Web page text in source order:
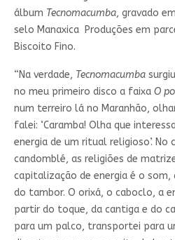
álbum Tecnomacumba, gravado
selo Manaxica Produções em
Biscoito Fino.
“Na verdade, Tecnomacumba
no meu primeiro disco a faixa O
num terreiro lá no Maranhão,
falei: ‘Caramba! Olha que
energia de um ritual religioso’. No
candomblé, as religiões de
capitalização de energia é o som,
do tambor. O orixá, o caboclo, a
partir do toque, da cantiga e do
para um palco, transportei para